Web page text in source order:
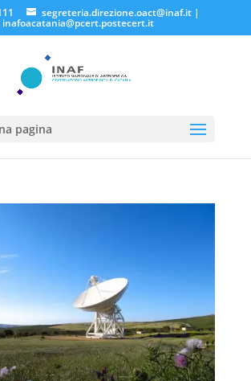
segreteria.direzione.oact@inaf.it|
inafoacatania@pcert.postecert.it
pagina